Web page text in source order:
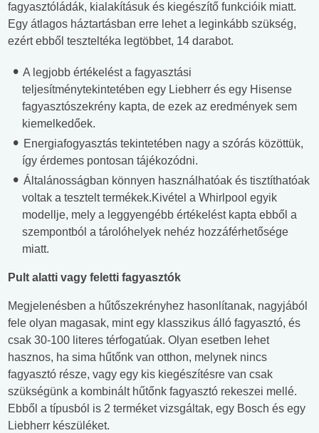
fagyasztóládák, kialakításuk és kiegészítő funkcióik miatt.
Egy átlagos háztartásban erre lehet a leginkább szükség,
ezért ebből teszteltéka legtöbbet, 14 darabot.
A legjobb értékelést a fagyasztási
teljesítménytekintetében egy Liebherr és egy Hisense
fagyasztószekrény kapta, de ezek az eredmények sem
kiemelkedőek.
Energiafogyasztás tekintetében nagy a szórás közöttük,
így érdemes pontosan tájékozódni.
Általánosságban könnyen használhatóak és tisztíthatóak
voltak a tesztelt termékek.Kivétel a Whirlpool egyik
modellje, mely a leggyengébb értékelést kapta ebből a
szempontból a tárolóhelyek nehéz hozzáférhetősége
miatt.
Pult alatti vagy feletti fagyasztók
Megjelenésben a hűtőszekrényhez hasonlítanak, nagyjából
fele olyan magasak, mint egy klasszikus álló fagyasztó, és
csak 30-100 literes térfogatúak. Olyan esetben lehet
hasznos, ha sima hűtőnk van otthon, melynek nincs
fagyasztó része, vagy egy kis kiegészítésre van csak
szükségünk a kombinált hűtőnk fagyasztó rekeszei mellé.
Ebből a típusból is 2 terméket vizsgáltak, egy Bosch és egy
Liebherr készüléket.